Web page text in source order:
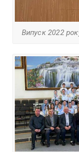
Випуск 2022